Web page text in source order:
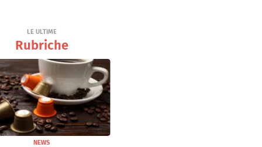
LE ULTIME
Rubriche
NEWS